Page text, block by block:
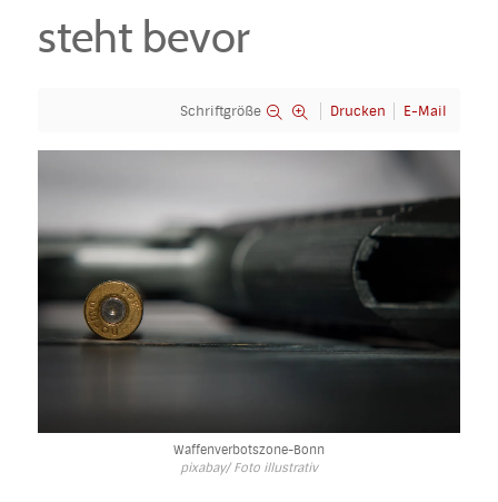
steht bevor
Schriftgröße Drucken E-Mail
Waffenverbotszone-Bonn
pixabay/ Foto illustrativ